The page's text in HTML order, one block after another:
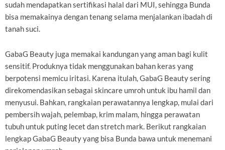
sudah mendapatkan sertifikasi halal dari MUI, sehingga Bunda
bisa memakainya dengan tenang selama menjalankan ibadah di
tanah suci.
GabaG Beauty juga memakai kandungan yang aman bagi kulit
sensitif. Produknya tidak menggunakan bahan keras yang
berpotensi memicu iritasi. Karena itulah, GabaG Beauty sering
direkomendasikan sebagai skincare umroh untuk ibu hamil dan
menyusui. Bahkan, rangkaian perawatannya lengkap, mulai dari
pembersih wajah, pelembap, krim malam, hingga perawatan
tubuh untuk puting lecet dan stretch mark. Berikut rangkaian
lengkap GabaG Beauty yang bisa Bunda bawa untuk menemani